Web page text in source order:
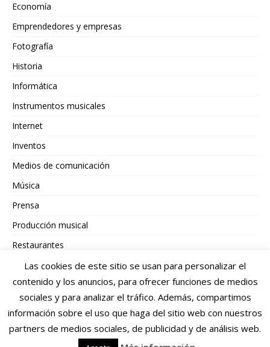
Economía
Emprendedores y empresas
Fotografía
Historia
Informática
Instrumentos musicales
Internet
Inventos
Medios de comunicación
Música
Prensa
Producción musical
Restaurantes
Sonido
Telefonía
Tiendas / Compras
Las cookies de este sitio se usan para personalizar el
contenido y los anuncios, para ofrecer funciones de medios
sociales y para analizar el tráfico. Además, compartimos
información sobre el uso que haga del sitio web con nuestros
partners de medios sociales, de publicidad y de análisis web.